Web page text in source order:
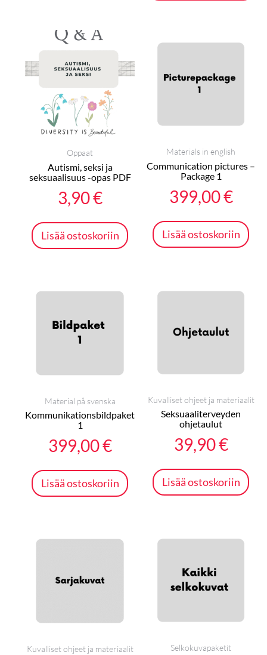
Oppaat
Autismi, seksi ja
seksuaalisuus -opas PDF
3,90€
Lisää ostoskoriin
Materials in english
Communication pictures –
Package 1
399,00€
Lisää ostoskoriin
Material på svenska
Kommunikationsbildpaket
1
399,00€
Lisää ostoskoriin
Kuvalliset ohjeet ja materiaalit
Seksuaaliterveyden
ohjetaulut
39,90€
Lisää ostoskoriin
Kuvalliset ohjeet ja materiaalit Selkokuvapaketit